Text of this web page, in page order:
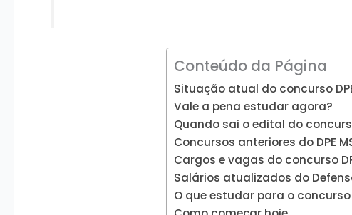
Conteúdo da Página
Situação atual do concurso
Vale a pena estudar agora?
Quando sai o edital do
Concursos anteriores do DPE
Cargos e vagas do concurso
Salários atualizados do
O que estudar para o concurso